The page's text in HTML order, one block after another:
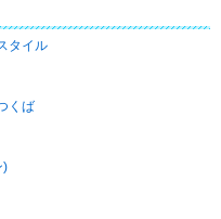
タイル
くば
)